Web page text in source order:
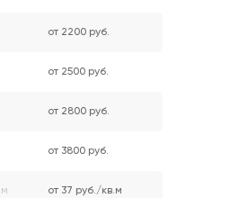
от 2200 руб.
от 2500 руб.
от 2800 руб.
от 3800 руб.
от 37 руб./кв.м